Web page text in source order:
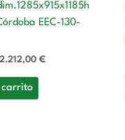
EEC-130-
2.212,00 €